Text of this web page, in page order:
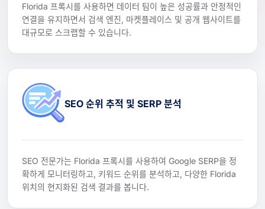
Florida 프록시를 사용하면 데이터 팀이 높은 성공률과 안정적인
연결을 유지하면서 검색 엔진, 마켓플레이스 및 공개 웹사이트를
대규모로 스크랩할 수 있습니다.
SEO 순위 추적 및 SERP 분석
SEO 전문가는 Florida 프록시를 사용하여 Google SERP을 정
확하게 모니터링하고, 키워드 순위를 분석하고, 다양한 Florida
위치의 현지화된 검색 결과를 봅니다.